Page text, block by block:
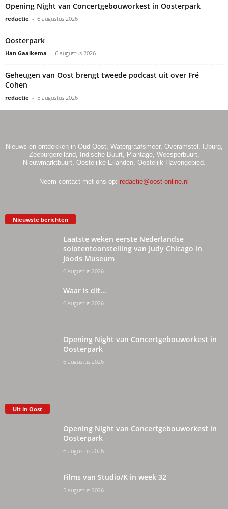
Opening Night van Concertgebouworkest in Oosterpark
redactie - 6 augustus 2026
Oosterpark
Han Gaaikema - 6 augustus 2026
Geheugen van Oost brengt tweede podcast uit over Fré
Cohen
redactie - 5 augustus 2026
Nieuws en ontdekken in Oud Oost, Watergraafsmeer, Overamstel, IJburg,
Zeeburgereiland, Indische Buurt, Plantage, Weesperbuurt,
Nieuwmarktbuurt, Oostelijke Eilanden, Oostelijk Havengebied.
Neem contact met ons op: redactie@oost-online.nl
Nieuwste berichten
Laatste weken eerste Nederlandse
solotentoonstelling van Judy Chicago in
Joods Museum
6 augustus 2026
Waar is dit…
6 augustus 2026
Opening Night van Concertgebouworkest in
Oosterpark
6 augustus 2026
Uit in Oost
Opening Night van Concertgebouworkest in
Oosterpark
6 augustus 2026
Films van Studio/K in week 32
5 augustus 2026